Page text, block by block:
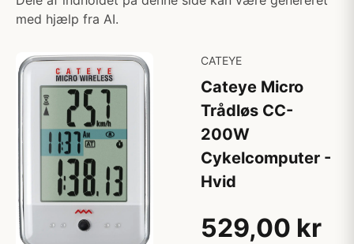
med hjælp fra AI.
CATEYE
Cateye Micro
Trådløs CC-
200W
Cykelcomputer -
Hvid
529,00 kr